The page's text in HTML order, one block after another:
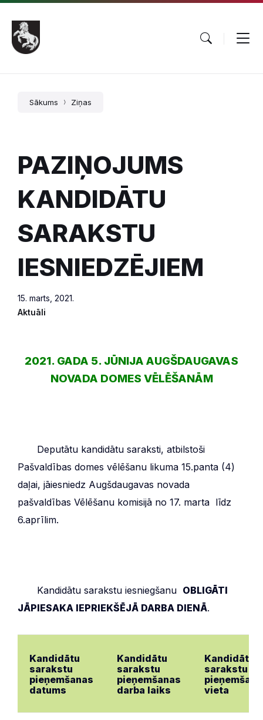
Pāriet
saturu
Skip
main
navigation
Skip
footer
Sākums Ziņas
PAZIŅOJUMS
KANDIDĀTU
SARAKSTU
IESNIEDZĒJIEM
15. marts, 2021.
Aktuāli
2021. GADA 5. JŪNIJA AUGŠDAUGAVAS
NOVADA DOMES VĒLĒŠANĀM
Deputātu kandidātu saraksti, atbilstoši
Pašvaldības domes vēlēšanu likuma 15.panta (4)
daļai, jāiesniedz Augšdaugavas novada
pašvaldības Vēlēšanu komisijā no 17. marta līdz
6.aprīlim.
Kandidātu sarakstu iesniegšanu OBLIGĀTI
JĀPIESAKA IEPRIEKŠĒJĀ DARBA DIENĀ.
Kandidātu
sarakstu
pieņemšanas
datums
Kandidātu
sarakstu
pieņemšanas
darba laiks
Kandidātu
sarakstu
vieta